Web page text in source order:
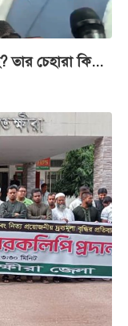
তার চেহারা কি...